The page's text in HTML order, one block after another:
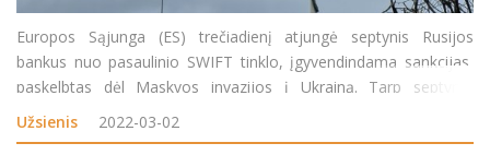
Europos Sąjunga (ES) trečiadienį atjungė septynis Rusijos
bankus nuo pasaulinio SWIFT tinklo, įgyvendindama sankcijas,
paskelbtas dėl Maskvos invazijos į Ukrainą. Tarp septynių
bankų, atjungtų nuo tarpbankinio susirašinėjimo sistemos, yra
antras pagal dydį Rusijos skolintojas VTB, taip pat &
Užsienis 2022-03-02